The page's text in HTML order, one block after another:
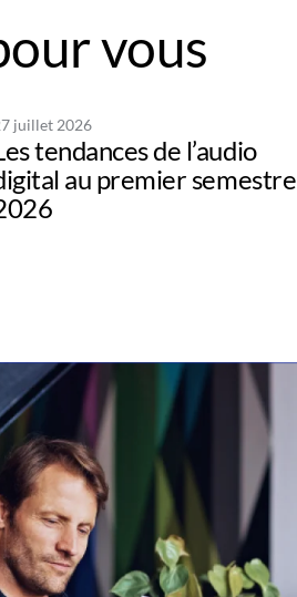
vous
juillet 2026
tendances de l’audio
au premier semestre